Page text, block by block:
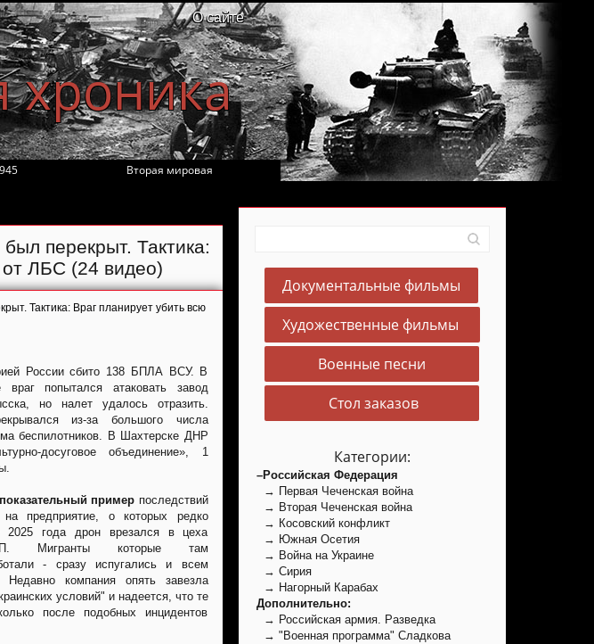
О сайте
хроника
Вторая мировая
перекрыт. Тактика:
от ЛБС (24 видео)
Тактика: Враг планирует убить всю
России сбито 138 БПЛА ВСУ. В
враг попытался атаковать завод
но налет удалось отразить.
из-за большого числа
беспилотников. В Шахтерске ДНР
досуговое объединение», 1
пример последствий
на предприятие, о которых редко
года дрон врезался в цеха
Мигранты которые там
- сразу испугались и всем
Недавно компания опять завезла
условий" и надеется, что те
после подобных инцидентов
Документальные фильмы
Художественные фильмы
Военные песни
Стол заказов
Категории:
–Российская Федерация
→ Первая Чеченская война
→ Вторая Чеченская война
→ Косовский конфликт
→ Южная Осетия
→ Война на Украине
→ Сирия
→ Нагорный Карабах
Дополнительно:
→ Российская армия. Разведка
→ "Военная программа" Сладкова